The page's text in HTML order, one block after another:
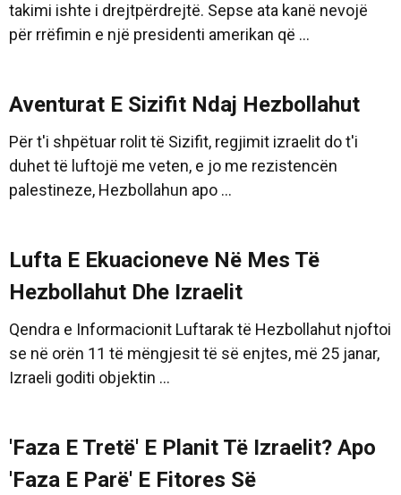
takimi ishte i drejtpërdrejtë. Sepse ata kanë nevojë
për rrëfimin e një presidenti amerikan që ...
Aventurat E Sizifit Ndaj Hezbollahut
Për t'i shpëtuar rolit të Sizifit, regjimit izraelit do t'i
duhet të luftojë me veten, e jo me rezistencën
palestineze, Hezbollahun apo ...
Lufta E Ekuacioneve Në Mes Të
Hezbollahut Dhe Izraelit
Qendra e Informacionit Luftarak të Hezbollahut njoftoi
se në orën 11 të mëngjesit të së enjtes, më 25 janar,
Izraeli goditi objektin ...
'Faza E Tretë' E Planit Të Izraelit? Apo
'Faza E Parë' E Fitores Së